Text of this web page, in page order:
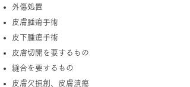
外傷処置
皮膚腫瘍手術
皮下腫瘍手術
皮膚切開を要するもの
縫合を要するもの
皮膚欠損創、皮膚潰瘍